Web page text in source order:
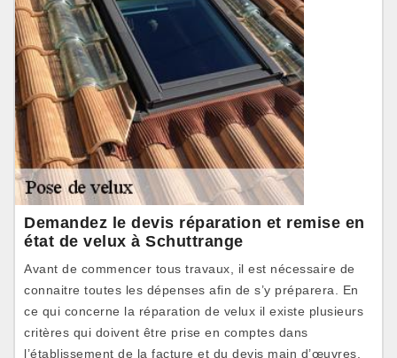
Demandez le devis réparation et remise en
état de velux à Schuttrange
Avant de commencer tous travaux, il est nécessaire de
connaitre toutes les dépenses afin de s’y préparera. En
ce qui concerne la réparation de velux il existe plusieurs
critères qui doivent être prise en comptes dans
l’établissement de la facture et du devis main d’œuvres.